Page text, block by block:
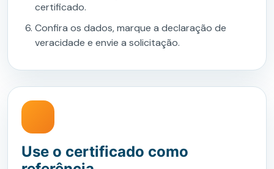
certificado.
Confira os dados, marque a declaração de
veracidade e envie a solicitação.
Use o certificado como